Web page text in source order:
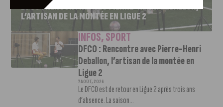
DFCO : RENCONTRE AVEC PIERRE-HENRI DEBALLON,
L’ARTISAN DE LA MONTÉE EN LIGUE 2
INFOS,SPORT
DFCO : Rencontre avec Pierre-Henri
Deballon, l’artisan de la montée en
Ligue 2
7 AOÛT, 2026
Le DFCO est de retour en Ligue 2 après trois ans
d’absence. La saison...